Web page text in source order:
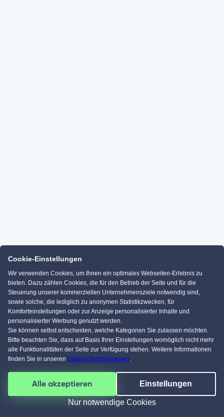
Cookie-Einstellungen
Wir verwenden Cookies, um Ihnen ein optimales Webseiten-Erlebnis zu
bieten. Dazu zählen Cookies, die für den Betrieb der Seite und für die
Steuerung unserer kommerziellen Unternehmensziele notwendig sind,
sowie solche, die lediglich zu anonymen Statistikzwecken, für
Komforteinstellungen oder zur Anzeige personalisierter Inhalte und
personalisierter Werbung genutzt werden.
Sie können selbst entscheiden, welche Kategorien Sie zulassen möchten.
Bitte beachten Sie, dass auf Basis Ihrer Einstellungen womöglich nicht mehr
alle Funktionalitäten der Seite zur Verfügung stehen. Weitere Informationen
finden Sie in unseren Datenschutzhinweisen.
Alle akzeptieren Einstellungen
Nur notwendige Cookies